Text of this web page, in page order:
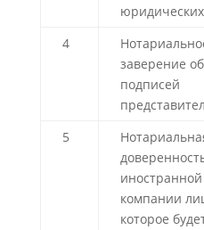
4
заверение
подписей
5
иностранной
компании
которое